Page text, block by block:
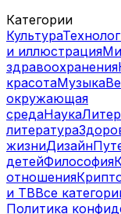
Категории
Культура
и иллюстрация
здравоохранения
красотаМузыка
окружающая
средаНаука
литература
жизниДизайн
детейФилософия
отношения
и ТВВсе
Политика